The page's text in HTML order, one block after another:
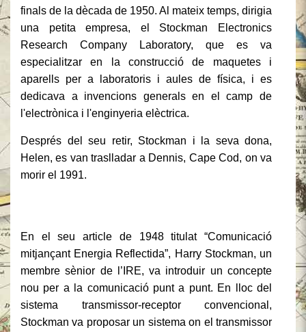
finals de la dècada de 1950. Al mateix temps, dirigia
una petita empresa, el Stockman Electronics
Research Company Laboratory, que es va
especialitzar en la construcció de maquetes i
aparells per a laboratoris i aules de física, i es
dedicava a invencions generals en el camp de
l'electrònica i l'enginyeria elèctrica.
Després del seu retir, Stockman i la seva dona,
Helen, es van traslladar a Dennis, Cape Cod, on va
morir el 1991.
En el seuarticle de 1948 titulat “Comunicació
mitjançant Energia Reflectida”, Harry Stockman, un
membre sènior de l’IRE, va introduir un concepte
nou per a la comunicació punt a punt. En lloc del
sistema transmissor-receptor convencional,
Stockman va proposar un sistema on el transmissor